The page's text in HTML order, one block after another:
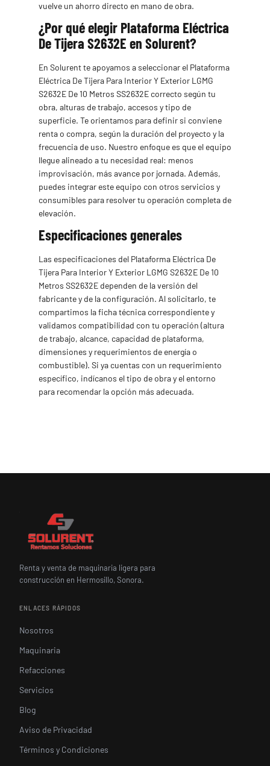
vuelve un ahorro directo en mano de obra.
¿Por qué elegir Plataforma Eléctrica
De Tijera S2632E en Solurent?
En Solurent te apoyamos a seleccionar el Plataforma
Eléctrica De Tijera Para Interior Y Exterior LGMG
S2632E De 10 Metros SS2632E correcto según tu
obra, alturas de trabajo, accesos y tipo de
superficie. Te orientamos para definir si conviene
renta o compra, según la duración del proyecto y la
frecuencia de uso. Nuestro enfoque es que el equipo
llegue alineado a tu necesidad real: menos
improvisación, más avance por jornada. Además,
puedes integrar este equipo con otros servicios y
consumibles para resolver tu operación completa de
elevación.
Especificaciones generales
Las especificaciones del Plataforma Eléctrica De
Tijera Para Interior Y Exterior LGMG S2632E De 10
Metros SS2632E dependen de la versión del
fabricante y de la configuración. Al solicitarlo, te
compartimos la ficha técnica correspondiente y
validamos compatibilidad con tu operación (altura
de trabajo, alcance, capacidad de plataforma,
dimensiones y requerimientos de energía o
combustible). Si ya cuentas con un requerimiento
específico, indícanos el tipo de obra y el entorno
para recomendar la opción más adecuada.
Renta y venta de maquinaria ligera para
construcción en Hermosillo, Sonora.
ENLACES RÁPIDOS
Nosotros
Maquinaria
Refacciones
Servicios
Blog
Aviso de Privacidad
Términos y Condiciones